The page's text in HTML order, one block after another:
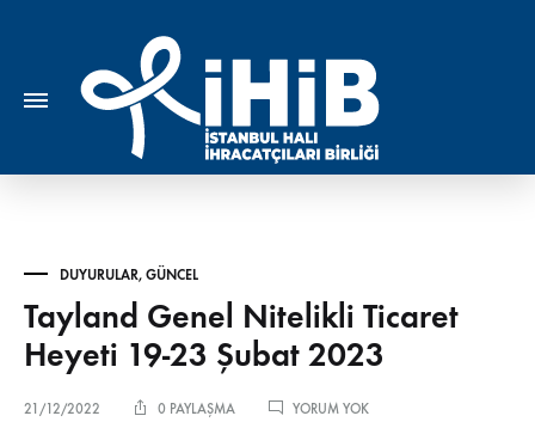
DUYURULAR, GÜNCEL
Tayland Genel Nitelikli Ticaret
Heyeti 19-23 Şubat 2023
21/12/2022 0 PAYLAŞMA YORUM YOKTAYLAND